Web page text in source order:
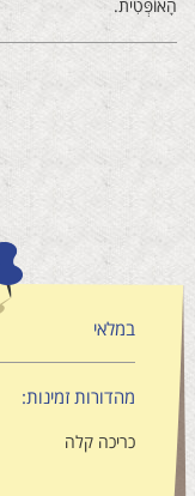
‬הָאוֹפְּטִית‭.‬
במלאי
מהדורות זמינות:
כריכה קלה